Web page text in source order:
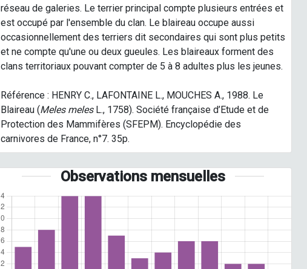
réseau de galeries. Le terrier principal compte plusieurs entrées et
est occupé par l'ensemble du clan. Le blaireau occupe aussi
occasionnellement des terriers dit secondaires qui sont plus petits
et ne compte qu'une ou deux gueules. Les blaireaux forment des
clans territoriaux pouvant compter de 5 à 8 adultes plus les jeunes.
Référence : HENRY C., LAFONTAINE L., MOUCHES A., 1988. Le
Blaireau (Meles melesL., 1758). Société française d’Etude et de
Protection des Mammifères (SFEPM). Encyclopédie des
carnivores de France, n°7. 35p.
Observations mensuelles